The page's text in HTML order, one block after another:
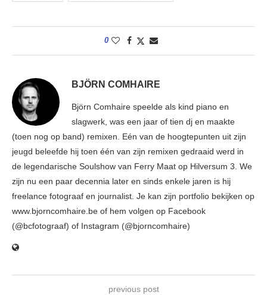
0
BJÖRN COMHAIRE
Björn Comhaire speelde als kind piano en
slagwerk, was een jaar of tien dj en maakte
(toen nog op band) remixen. Eén van de hoogtepunten uit zijn
jeugd beleefde hij toen één van zijn remixen gedraaid werd in
de legendarische Soulshow van Ferry Maat op Hilversum 3. We
zijn nu een paar decennia later en sinds enkele jaren is hij
freelance fotograaf en journalist. Je kan zijn portfolio bekijken op
www.bjorncomhaire.be of hem volgen op Facebook
(@bcfotograaf) of Instagram (@bjorncomhaire)
previous post